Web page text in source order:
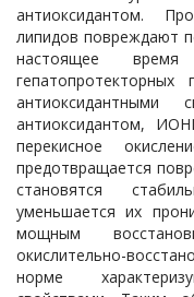
антиоксидантом.
липидов повреждают
настоящее
антиоксидантными
антиоксидантом,
перекисное
предотвращается
становятся
уменьшается их
мощным
окислительно-
норме